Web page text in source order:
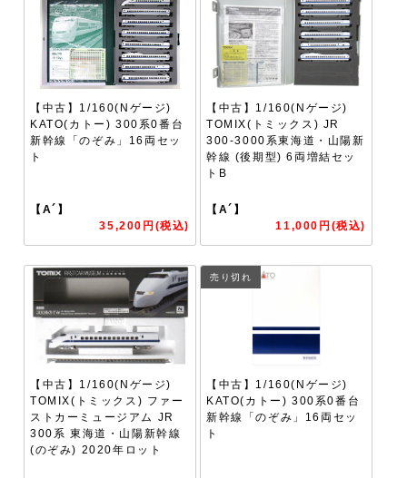
【中古】1/160(Nゲージ)
KATO(カトー) 300系0番台
新幹線「のぞみ」16両セッ
ト
【A´】
35,200円(税込)
【中古】1/160(Nゲージ)
TOMIX(トミックス) JR
300-3000系東海道・山陽新
幹線 (後期型) 6両増結セッ
トB
【A´】
11,000円(税込)
【中古】1/160(Nゲージ)
TOMIX(トミックス) ファー
ストカーミュージアム JR
300系 東海道・山陽新幹線
(のぞみ) 2020年ロット
売り切れ
【中古】1/160(Nゲージ)
KATO(カトー) 300系0番台
新幹線「のぞみ」16両セッ
ト